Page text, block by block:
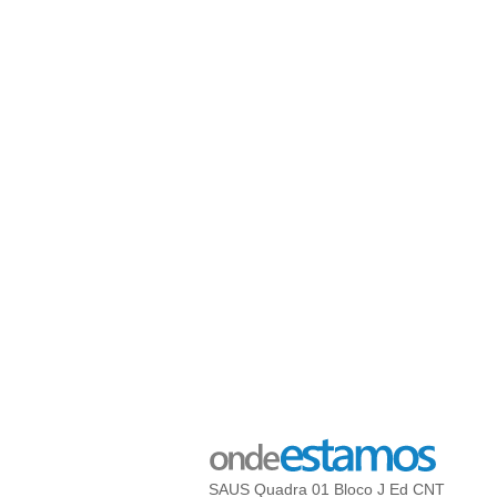
SAUS Quadra 01 Bloco J Ed CNT